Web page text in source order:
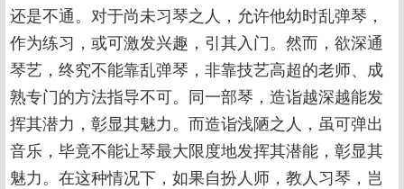
还是不通。对于尚未习琴之人，允许他幼时乱弹琴，
作为练习，或可激发兴趣，引其入门。然而，欲深通
琴艺，终究不能靠乱弹琴，非靠技艺高超的老师、成
熟专门的方法指导不可。同一部琴，造诣越深越能发
挥其潜力，彰显其魅力。而造诣浅陋之人，虽可弹出
音乐，毕竟不能让琴最大限度地发挥其潜能，彰显其
魅力。在这种情况下，如果自扮人师，教人习琴，岂